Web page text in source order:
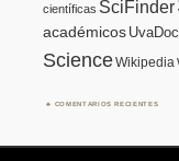
científicas SciFinder
académicos UvaDoc
ScienceWikipedia
COMENTARIOS RECIENTES